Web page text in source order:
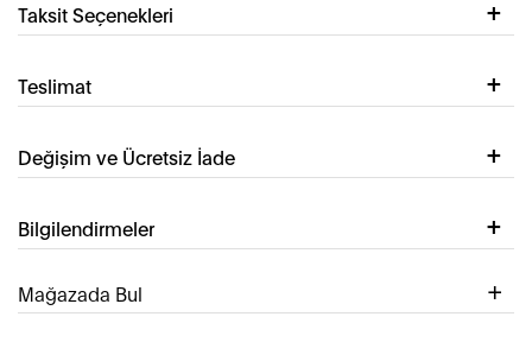
Taksit Seçenekleri
Teslimat
Değişim ve Ücretsiz İade
Bilgilendirmeler
Mağazada Bul